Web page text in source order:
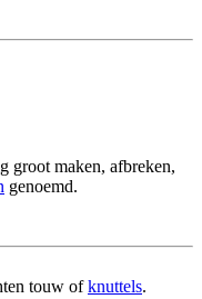
groot maken, afbreken,
genoemd.
touw ofknuttels.